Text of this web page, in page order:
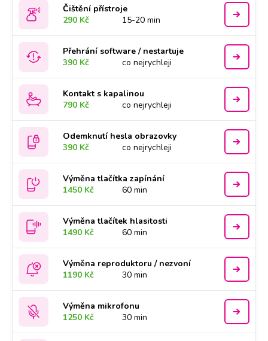
Čištění přístroje
290 Kč
15-20 min
Přehrání software / nestartuje
390 Kč
co nejrychleji
Kontakt s kapalinou
790 Kč
co nejrychleji
Odemknutí hesla obrazovky
390 Kč
co nejrychleji
Výměna tlačítka zapínání
1450 Kč
60 min
Výměna tlačítek hlasitosti
1490 Kč
60 min
Výměna reproduktoru / nezvoní
1190 Kč
30 min
Výměna mikrofonu
1250 Kč
30 min